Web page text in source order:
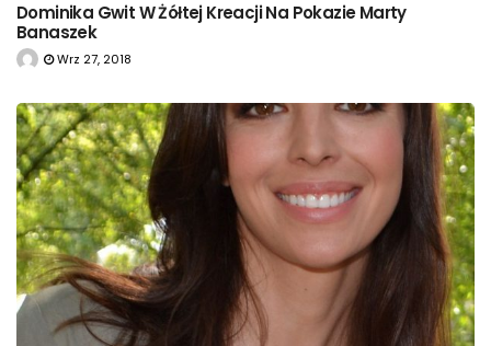
Dominika Gwit W Żółtej Kreacji Na Pokazie Marty
Banaszek
Wrz 27, 2018